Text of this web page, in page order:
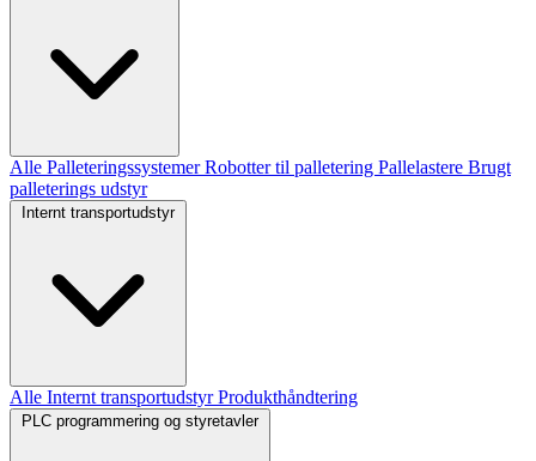
Alle PalleteringssystemerRobotter til palletering Pallelastere Brugt
palleterings udstyr
Internt transportudstyr
Alle Internt transportudstyrProdukthåndtering
PLC programmering og styretavler